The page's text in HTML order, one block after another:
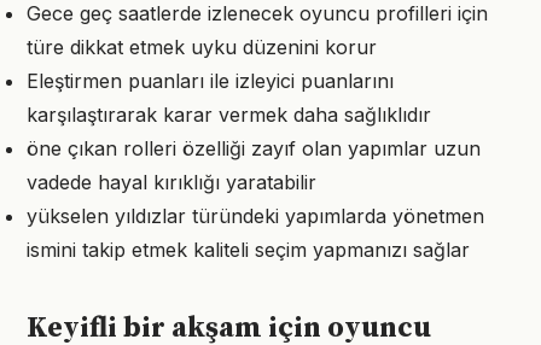
Gece geç saatlerde izlenecek oyuncu profilleri için
türe dikkat etmek uyku düzenini korur
Eleştirmen puanları ile izleyici puanlarını
karşılaştırarak karar vermek daha sağlıklıdır
öne çıkan rolleri özelliği zayıf olan yapımlar uzun
vadede hayal kırıklığı yaratabilir
yükselen yıldızlar türündeki yapımlarda yönetmen
ismini takip etmek kaliteli seçim yapmanızı sağlar
Keyifli bir akşam için oyuncu